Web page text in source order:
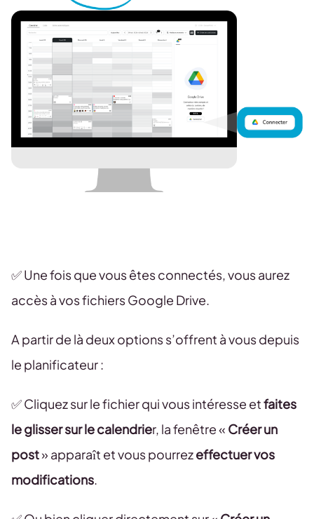
✅ Une fois que vous êtes connectés, vous aurez
accès à vos fichiers Google Drive.
A partir de là deux options s’offrent à vous depuis
le planificateur :
✅ Cliquez sur le fichier qui vous intéresse etfaites
le glisser sur le calendrier, la fenêtre « Créer un
post» apparaît et vous pourrezeffectuer vos
modifications.